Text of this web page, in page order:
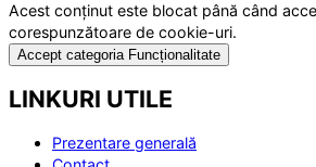
Acest conținut este blocat până când
corespunzătoare de cookie-uri.
Accept categoria Funcționalitate
LINKURI UTILE
Prezentare generală